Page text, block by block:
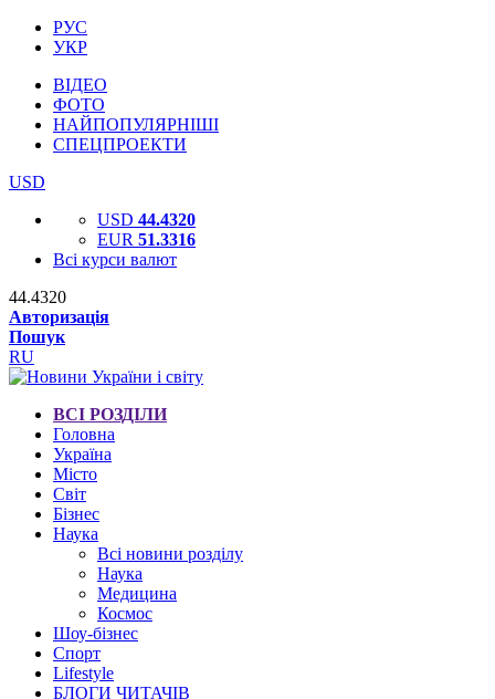
РУС
УКР
ВІДЕО
ФОТО
НАЙПОПУЛЯРНІШІ
СПЕЦПРОЕКТИ
USD
USD 44.4320
EUR 51.3316
Всі курси валют
44.4320
Авторизація
Пошук
RU
ВСІ РОЗДІЛИ
Головна
Україна
Місто
Світ
Бізнес
Наука
Всі новини розділу
Наука
Медицина
Космос
Шоу-бізнес
Спорт
Lifestyle
БЛОГИ ЧИТАЧІВ